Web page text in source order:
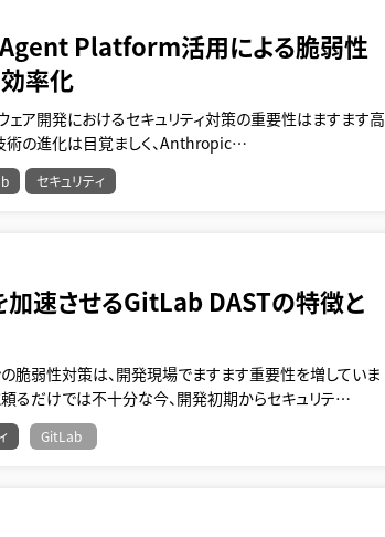
Platform活用による脆弱性
率化
ェア開発におけるセキュリティ対策の重要性はますます高
術の進化は目覚ましく、Anthropic…
セキュリティ
加速させるGitLab DASTの特徴と
脆弱性対策は、開発現場でますます重要性を増していま
るだけでは不十分な今、開発初期からセキュリテ…
GitLab